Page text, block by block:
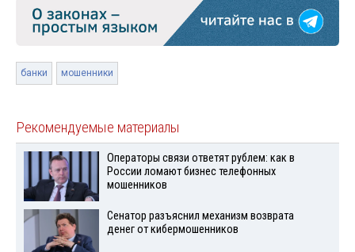
банки мошенники
Рекомендуемые материалы
Операторы связи ответят рублем: как в
России ломают бизнес телефонных
мошенников
Сенатор разъяснил механизм возврата
денег от кибермошенников